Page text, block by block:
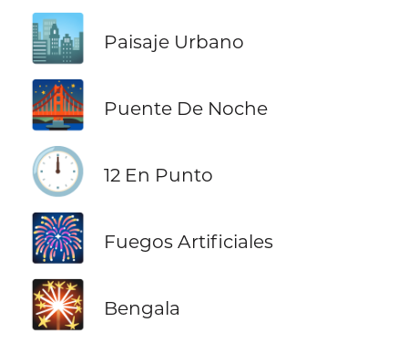
🏙️ Paisaje Urbano
🌉 Puente De Noche
🕛 12 En Punto
🎆 Fuegos Artificiales
🎇 Bengala